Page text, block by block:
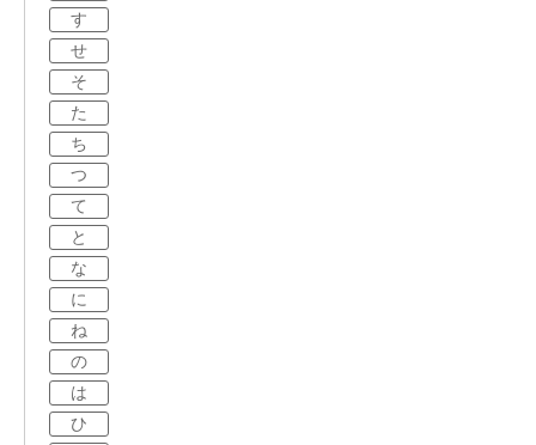
す
せ
そ
た
ち
つ
て
と
な
に
ね
の
は
ひ